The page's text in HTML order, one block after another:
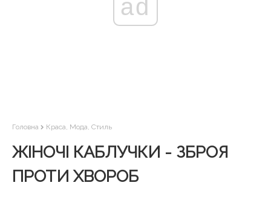
ad
Головна Краса, Мода, Стиль
ЖІНОЧІ КАБЛУЧКИ - ЗБРОЯ
ПРОТИ ХВОРОБ